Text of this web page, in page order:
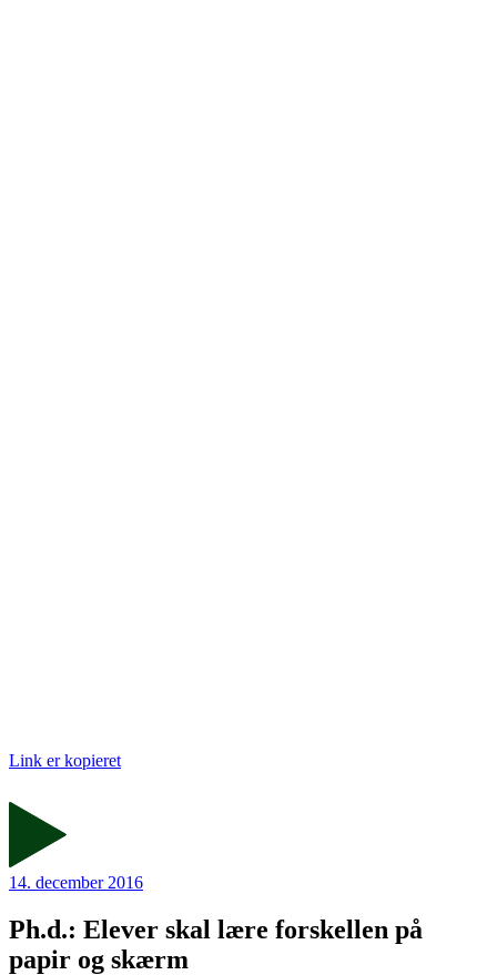
Link er kopieret
14. december 2016
Ph.d.: Elever skal lære forskellen på
papir og skærm